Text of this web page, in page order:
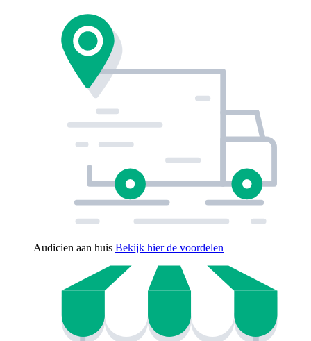
Audicien aan huis Bekijk hier de voordelen